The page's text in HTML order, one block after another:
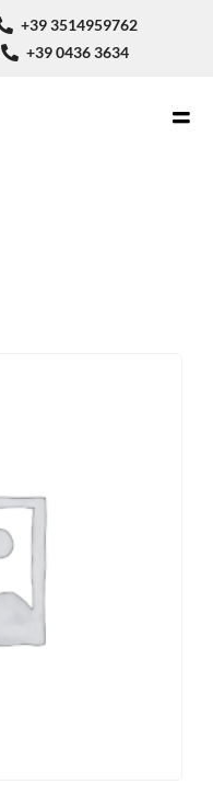
+39 3514959762
+39 0436 3634